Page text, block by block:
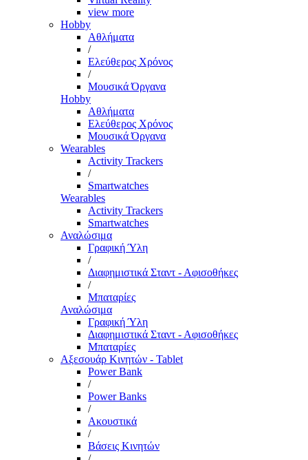
view more
Hobby
Αθλήματα
/
Ελεύθερος Χρόνος
/
Μουσικά Όργανα
Hobby
Αθλήματα
Ελεύθερος Χρόνος
Μουσικά Όργανα
Wearables
Activity Trackers
/
Smartwatches
Wearables
Activity Trackers
Smartwatches
Αναλώσιμα
Γραφική Ύλη
/
Διαφημιστικά Σταντ - Αφισοθήκες
/
Μπαταρίες
Αναλώσιμα
Γραφική Ύλη
Διαφημιστικά Σταντ - Αφισοθήκες
Μπαταρίες
Αξεσουάρ Κινητών - Tablet
Power Bank
/
Power Banks
/
Ακουστικά
/
Βάσεις Κινητών